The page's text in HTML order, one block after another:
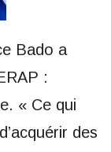
Bado a
:
« Ce qui
des